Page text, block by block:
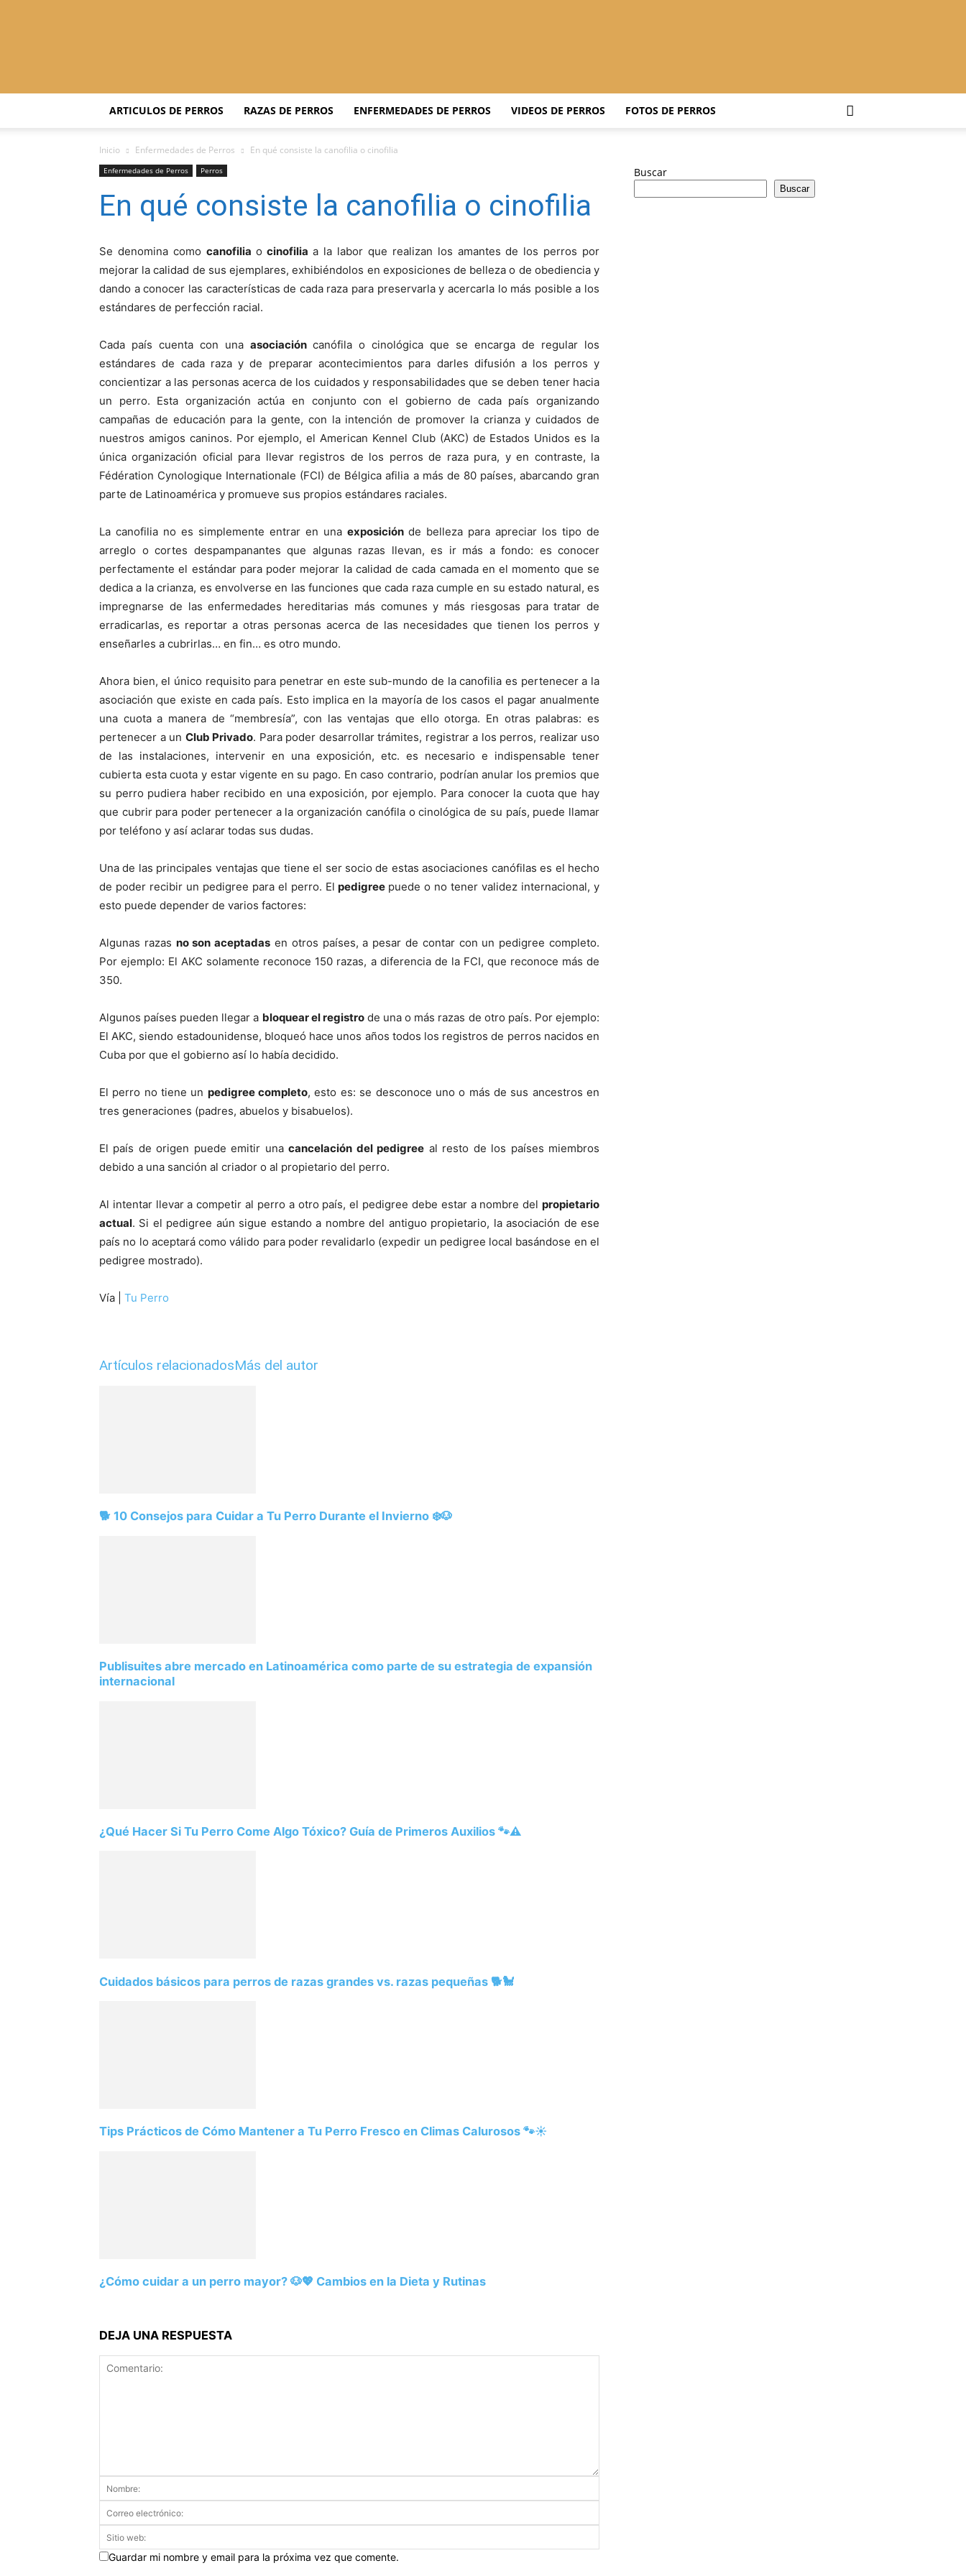
Adiestrar
Fotos
ARTICULOS DE PERROS RAZAS DE PERROS ENFERMEDADES DE PERROS VIDEOS DE PERROS FOTOS DE PERROS
Inicio Enfermedades de Perros En qué consiste la canofilia o cinofilia
Enfermedades de Perros Perros
En qué consiste la canofilia o cinofilia
Se denomina como canofilia ocinofiliaa la labor que realizan los amantes de los perros por
mejorar la calidad de sus ejemplares, exhibiéndolos en exposiciones de belleza o de obediencia y
dando a conocer las características de cada raza para preservarla y acercarla lo más posible a los
estándares de perfección racial.
Cada país cuenta con una asociación canófila o cinológica que se encarga de regular los
estándares de cada raza y de preparar acontecimientos para darles difusión a los perros y
concientizar a las personas acerca de los cuidados y responsabilidades que se deben tener hacia
un perro. Esta organización actúa en conjunto con el gobierno de cada país organizando
campañas de educación para la gente, con la intención de promover la crianza y cuidados de
nuestros amigos caninos. Por ejemplo, el American Kennel Club (AKC) de Estados Unidos es la
única organización oficial para llevar registros de los perros de raza pura, y en contraste, la
Fédération Cynologique Internationale (FCI) de Bélgica afilia a más de 80 países, abarcando gran
parte de Latinoamérica y promueve sus propios estándares raciales.
La canofilia no es simplemente entrar en una exposición de belleza para apreciar los tipo de
arreglo o cortes despampanantes que algunas razas llevan, es ir más a fondo: es conocer
perfectamente el estándar para poder mejorar la calidad de cada camada en el momento que se
dedica a la crianza, es envolverse en las funciones que cada raza cumple en su estado natural, es
impregnarse de las enfermedades hereditarias más comunes y más riesgosas para tratar de
erradicarlas, es reportar a otras personas acerca de las necesidades que tienen los perros y
enseñarles a cubrirlas… en fin… es otro mundo.
Ahora bien, el único requisito para penetrar en este sub-mundo de la canofilia es pertenecer a la
asociación que existe en cada país. Esto implica en la mayoría de los casos el pagar anualmente
una cuota a manera de “membresía”, con las ventajas que ello otorga. En otras palabras: es
pertenecer a un Club Privado. Para poder desarrollar trámites, registrar a los perros, realizar uso
de las instalaciones, intervenir en una exposición, etc. es necesario e indispensable tener
cubierta esta cuota y estar vigente en su pago. En caso contrario, podrían anular los premios que
su perro pudiera haber recibido en una exposición, por ejemplo. Para conocer la cuota que hay
que cubrir para poder pertenecer a la organización canófila o cinológica de su país, puede llamar
por teléfono y así aclarar todas sus dudas.
Una de las principales ventajas que tiene el ser socio de estas asociaciones canófilas es el hecho
de poder recibir un pedigree para el perro. Elpedigree puede o no tener validez internacional, y
esto puede depender de varios factores:
Algunas razas no son aceptadas en otros países, a pesar de contar con un pedigree completo.
Por ejemplo: El AKC solamente reconoce 150 razas, a diferencia de la FCI, que reconoce más de
350.
Algunos países pueden llegar a bloquear el registrode una o más razas de otro país. Por ejemplo:
El AKC, siendo estadounidense, bloqueó hace unos años todos los registros de perros nacidos en
Cuba por que el gobierno así lo había decidido.
El perro no tiene un pedigree completo, esto es: se desconoce uno o más de sus ancestros en
tres generaciones (padres, abuelos y bisabuelos).
El país de origen puede emitir unacancelación del pedigree al resto de los países miembros
debido a una sanción al criador o al propietario del perro.
Al intentar llevar a competir al perro a otro país, el pedigree debe estar a nombre del propietario
actual. Si el pedigree aún sigue estando a nombre del antiguo propietario, la asociación de ese
país no lo aceptará como válido para poder revalidarlo (expedir un pedigree local basándose en el
pedigree mostrado).
Vía | Tu Perro
Artículos relacionadosMás del autor
🐕 10 Consejos para Cuidar a Tu Perro Durante el Invierno ❄️🐶
Publisuites abre mercado en Latinoamérica como parte de su estrategia de expansión
internacional
¿Qué Hacer Si Tu Perro Come Algo Tóxico? Guía de Primeros Auxilios 🐾⚠️
Cuidados básicos para perros de razas grandes vs. razas pequeñas 🐕🐩
Tips Prácticos de Cómo Mantener a Tu Perro Fresco en Climas Calurosos 🐾☀️
¿Cómo cuidar a un perro mayor? 🐶💖 Cambios en la Dieta y Rutinas
DEJA UNA RESPUESTA
Guardar mi nombre y email para la próxima vez que comente.
Buscar
Buscar